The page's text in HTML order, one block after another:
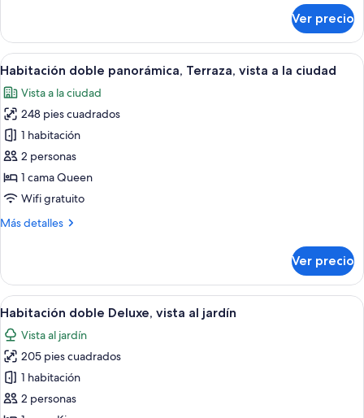
clásica
con
2
individuales
Ver precio
Abrir
todas
las
fotos
de
Habitación
doble
panorámica,
Terraza,
vista
ciudad
Un paisaje urbano con vista a
11
Habitación doble panorámica, Terraza, vista a la ciudad
Vista a la ciudad
248 pies cuadrados
1 habitación
2 personas
1 cama Queen
Wifi gratuito
Más detalles
Más
doble
panorámica,
Terraza,
vista
la
ciudad
Ver precio
Abrir
todas
las
fotos
de
Habitación
Cortinas blackout, insonorización y
6
Habitación doble Deluxe, vista al jardín
Vista al jardín
205 pies cuadrados
1 habitación
2 personas